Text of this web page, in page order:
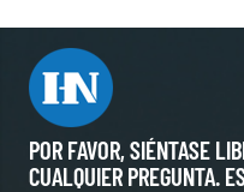
marino para barco
POR FAVOR, SIÉNTASE
CUALQUIER PREGUNTA.